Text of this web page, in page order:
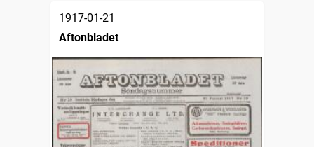
1917-01-21
Aftonbladet